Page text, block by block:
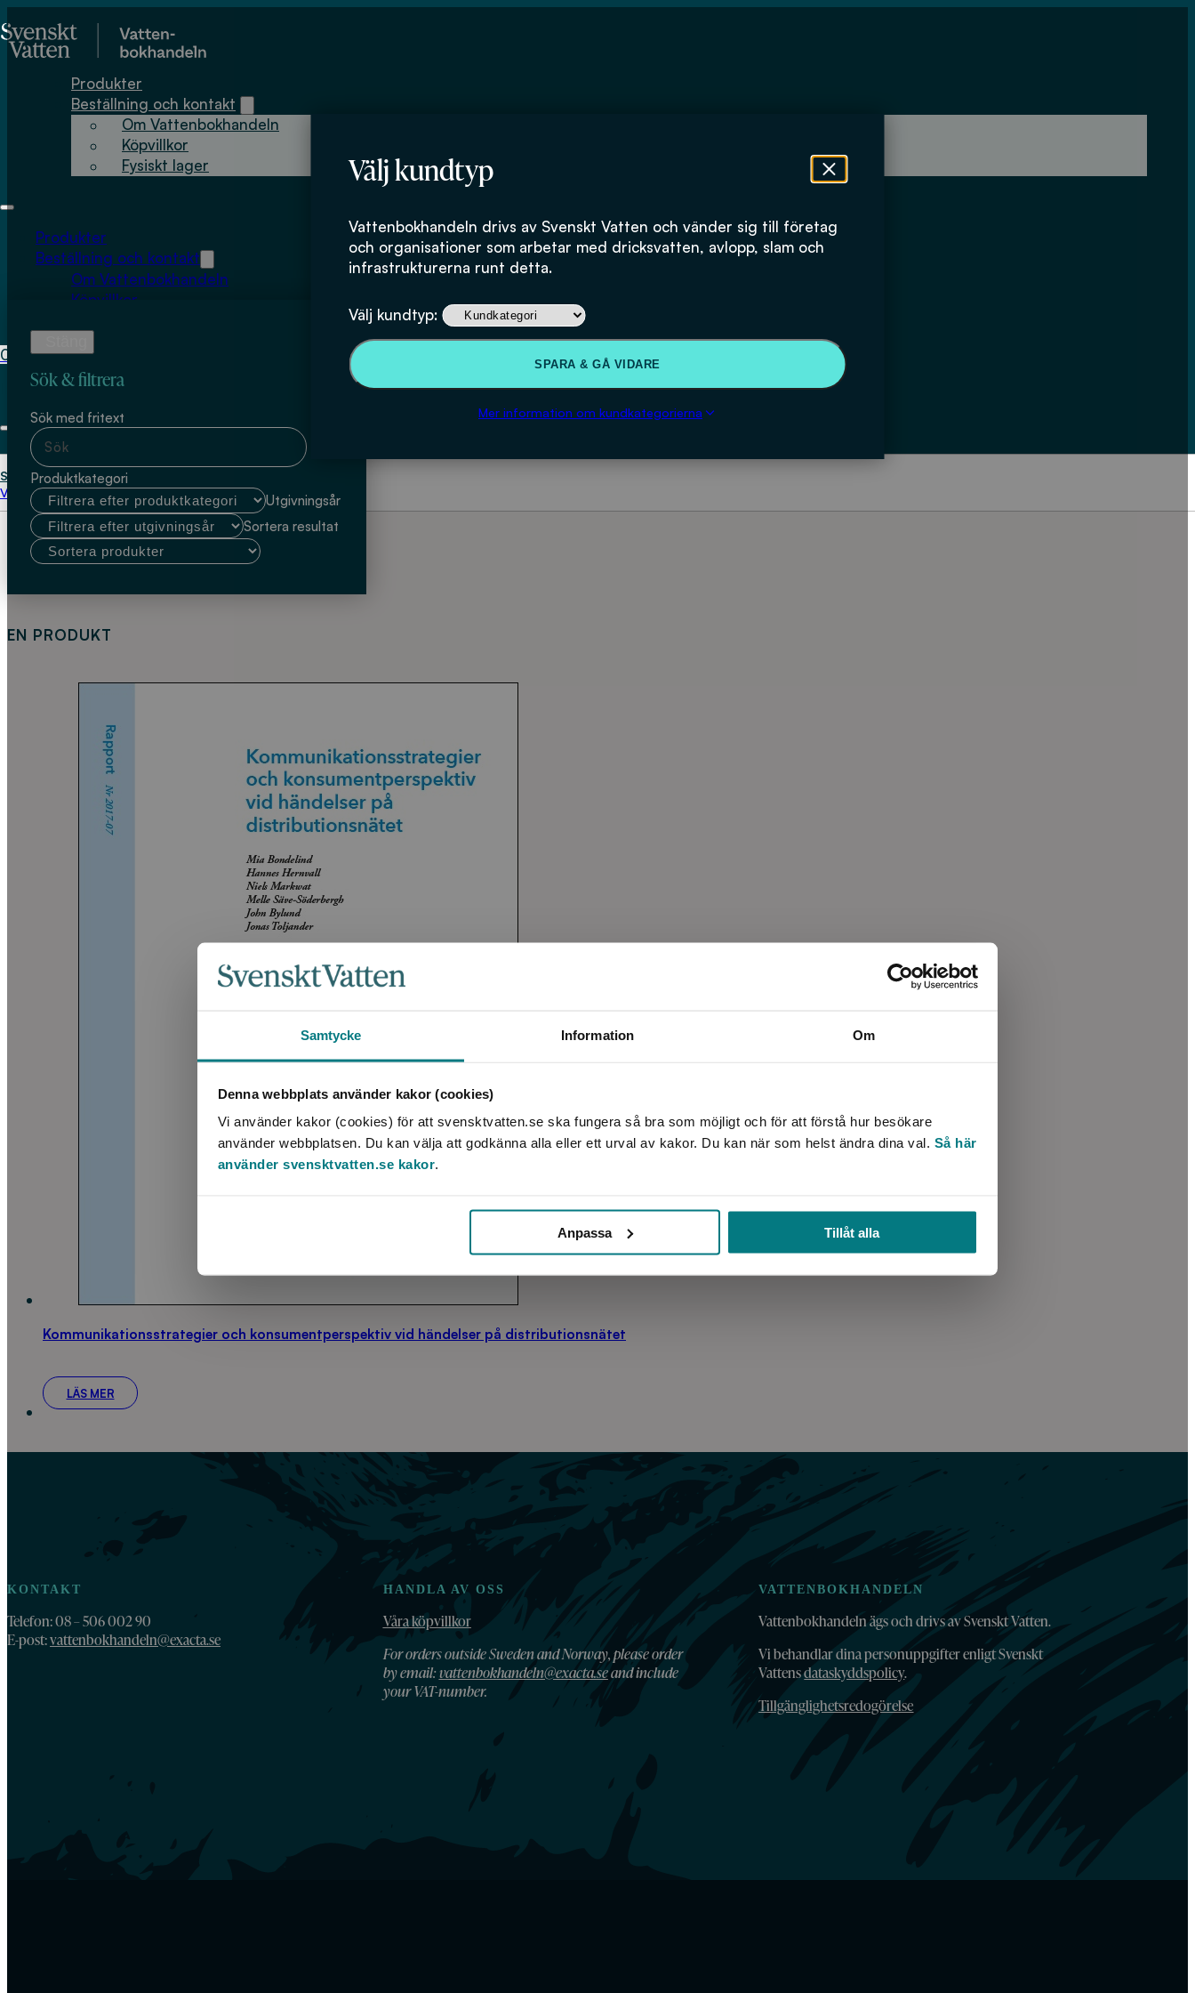
Samtycke Information Om
Denna webbplats använder kakor (cookies)
Vi använder kakor (cookies) för att svensktvatten.se ska fungera så bra som möjligt och för att förstå hur besökare
använder webbplatsen. Du kan välja att godkänna alla eller ett urval av kakor. Du kan när som helst ändra dina val. Så här
använder svensktvatten.se kakor.
Anpassa Tillåt alla
Välj kundtyp
Vattenbokhandeln drivs av Svenskt Vatten och vänder sig till företag
och organisationer som arbetar med dricksvatten, avlopp, slam och
infrastrukturerna runt detta.
Välj kundtyp:
SPARA & GÅ VIDARE
Mer information om kundkategorierna
Produkter
Beställning och kontakt
Om Vattenbokhandeln
Köpvillkor
Fysiskt lager
Produkter
Beställning och kontakt
Om Vattenbokhandeln
Köpvillkor
0
kr
Inga produkter i varukorgen.
Start Jonas Toljander (Livsmedelsverket)
Välj kundtyp
Jonas Toljander (Livsmedelsverket)
Sök & filtrera
Sök med fritext
Produktkategori
Utgivningsår
Sortera resultat
EN PRODUKT
Kommunikationsstrategier och konsumentperspektiv vid händelser på distributionsnätet
LÄS MER
KONTAKT
Telefon: 08 – 506 002 90
E-post:vattenbokhandeln@exacta.se
HANDLA AV OSS
Våra köpvillkor
For orders outside Sweden and Norway, please order
by email:vattenbokhandeln@exacta.seand include
your VAT-number.
VATTENBOKHANDELN
Vattenbokhandeln ägs och drivs av Svenskt Vatten.
Vi behandlar dina personuppgifter enligt Svenskt
Vattensdataskyddspolicy.
Tillgänglighetsredogörelse